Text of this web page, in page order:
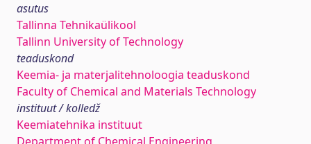
asutus
Tallinna Tehnikaülikool
Tallinn University of Technology
teaduskond
Keemia- ja materjalitehnoloogia teaduskond
Faculty of Chemical and Materials Technology
instituut / kolledž
Keemiatehnika instituut